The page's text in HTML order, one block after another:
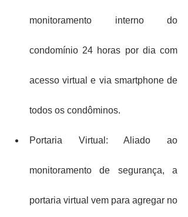
monitoramento interno do
condomínio 24 horas por dia com
acesso virtual e via smartphone de
todos os condôminos.
Portaria Virtual: Aliado ao
monitoramento de segurança, a
portaria virtual vem para agregar no